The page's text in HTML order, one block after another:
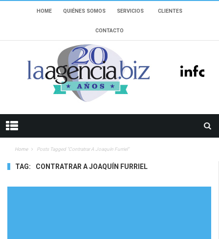
HOME QUIÉNES SOMOS SERVICIOS CLIENTES
CONTACTO
Home Posts Tagged "Contratrar A Joaquín Furriel"
TAG: CONTRATRAR A JOAQUÍN FURRIEL